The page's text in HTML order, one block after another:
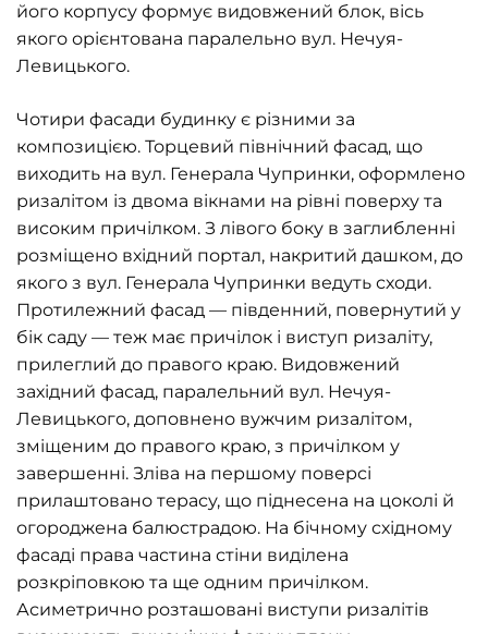
його корпусу формує видовжений блок, вісь
якого орієнтована паралельно вул. Нечуя-
Левицького.
Чотири фасади будинку є різними за
композицією. Торцевий північний фасад, що
виходить на вул. Генерала Чупринки, оформлено
ризалітом із двома вікнами на рівні поверху та
високим причілком. З лівого боку в заглибленні
розміщено вхідний портал, накритий дашком, до
якого з вул. Генерала Чупринки ведуть сходи.
Протилежний фасад — південний, повернутий у
бік саду — теж має причілок і виступ ризаліту,
прилеглий до правого краю. Видовжений
західний фасад, паралельний вул. Нечуя-
Левицького, доповнено вужчим ризалітом,
зміщеним до правого краю, з причілком у
завершенні. Зліва на першому поверсі
прилаштовано терасу, що піднесена на цоколі й
огороджена балюстрадою. На бічному східному
фасаді права частина стіни виділена
розкріповкою та ще одним причілком.
Асиметрично розташовані виступи ризалітів